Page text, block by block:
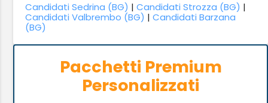
Candidati Sedrina (BG) |Candidati Strozza (BG) |
Candidati Valbrembo (BG) |Candidati Barzana
(BG)
Pacchetti Premium
Personalizzati